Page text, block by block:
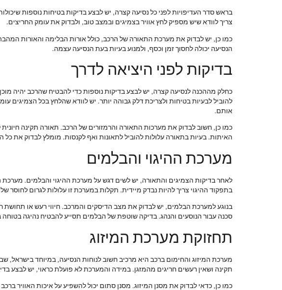
בראש סדר העדיפויות לפני כל נסיעה קצרה, יש לבצע בדיקות בטיחות נוספות
צריך לוודא שיש מספיק לחץ אוויר בצמיגים ובמצב טוב, ולבדוק את עומק החריצים.
כמו כן, יש לבדוק את מערכת התאורה של הרכב, כולל אורות הבלימה והאורות
הנסיעה יכולה לחסוך זמן וכסף, ולמנוע בעיות בעת הנסיעה עצמה.
בדיקות לפני היציאה לדרך
כחלק מההכנה לנסיעה קצרה, יש לבצע בדיקות נוספות כדי להבטיח שהרכב יהיה
להוביל לבעיות בטיחות ולצריכת דלק גבוהה יותר. יש לוודא שהלחץ בכל הצמיגים
אותם.
כמו כן, חשוב לבדוק את מערכות התאורה והרמזורים של הרכב. תאורה תקינה
האיתות. בעיות בתאורה עלולות להוביל לתאונות ואף לקנסות. מומלץ לבדוק את כל
מערכת ההיגוי והבלמים
לאחר בדיקות הצמיגים והתאורה, יש לשים דגש על מערכת ההיגוי והבלמים. מערכת
בתפקוד ההיגוי צריך להיות נבדק מיידית. תקלות במערכת זו עלולות לגרום לחוסר
בנוגע למערכת הבלמים, יש לבדוק את מצב הדיסקים והמרכב. חיווי רעש או
סכנה עבור הנוסעים והנהג. בדיקה שוטפת של הבלמים תסייע להבטיח נהיגה בטוחה
תחזוקת מערכת המיזוג
מערכת המיזוג והחימום ברכב היא מרכיב חשוב לנוחות הנסיעה, במיוחד בישראל,
תקינה ושאין רעשים חריגים מהמזגן. במידה והמערכת לא פועלת כראוי, יש לבצע
כמו כן, כדאי לבדוק את מסנן המיזוג. מסנן סתום יכול להשפיע על איכות האוויר